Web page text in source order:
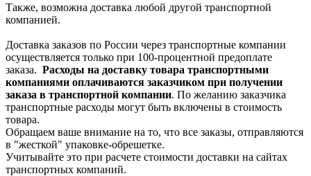
Также, возможна доставка любой другой транспортной
компанией.
Доставка заказов по России через транспортные компании
осуществляется только при 100-процентной предоплате
заказа. Расходы на доставку товара транспортными
компаниями оплачиваются заказчиком при получении
заказа в транспортной компании. По желанию заказчика
транспортные расходы могут быть включены в стоимость
товара.
Обращаем ваше внимание на то, что все заказы, отправляются
в "жесткой" упаковке-обрешетке.
Учитывайте это при расчете стоимости доставки на сайтах
транспортных компаний.